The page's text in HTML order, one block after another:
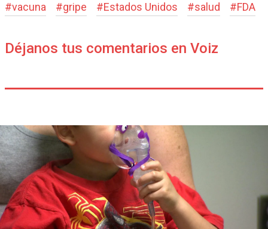
#vacuna #gripe #Estados Unidos #salud #FDA
Déjanos tus comentarios en Voiz